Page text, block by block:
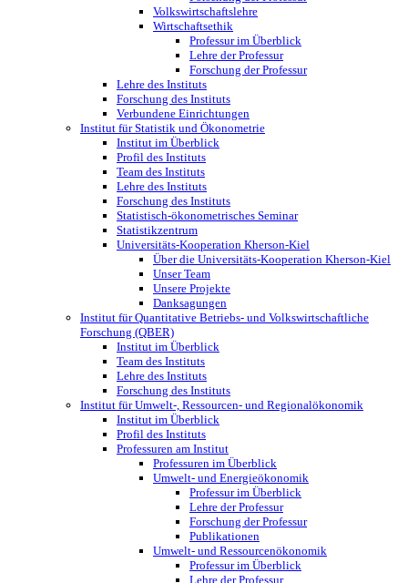
Volkswirtschaftslehre
Wirtschaftsethik
Professur im Überblick
Lehre der Professur
Forschung der Professur
Lehre des Instituts
Forschung des Instituts
Verbundene Einrichtungen
Institut für Statistik und Ökonometrie
Institut im Überblick
Profil des Instituts
Team des Instituts
Lehre des Instituts
Forschung des Instituts
Statistisch-ökonometrisches Seminar
Statistikzentrum
Universitäts-Kooperation Kherson-Kiel
Über die Universitäts-Kooperation Kherson-Kiel
Unser Team
Unsere Projekte
Danksagungen
Institut für Quantitative Betriebs- und Volkswirtschaftliche
Forschung (QBER)
Institut im Überblick
Team des Instituts
Lehre des Instituts
Forschung des Instituts
Institut für Umwelt-, Ressourcen- und Regionalökonomik
Institut im Überblick
Profil des Instituts
Professuren am Institut
Professuren im Überblick
Umwelt- und Energieökonomik
Professur im Überblick
Lehre der Professur
Forschung der Professur
Publikationen
Umwelt- und Ressourcenökonomik
Professur im Überblick
Lehre der Professur